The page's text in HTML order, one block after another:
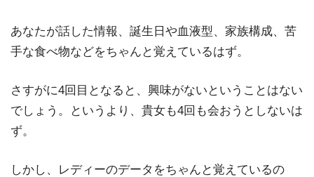
あなたが話した情報、誕生日や血液型、家族構成、苦
手な食べ物などをちゃんと覚えているはず。
さすがに4回目となると、興味がないということはない
でしょう。というより、貴女も4回も会おうとしないは
ず。
しかし、レディーのデータをちゃんと覚えているの